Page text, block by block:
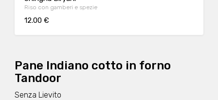
Riso con gamberi e spezie
12.00 €
Pane Indiano cotto in forno
Tandoor
Senza Lievito